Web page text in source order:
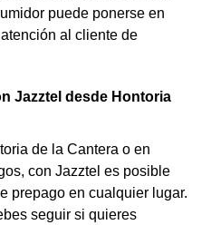
puede ponerse en
al cliente de
Jazztel desde Hontoria
de la Cantera o en
con Jazztel es posible
prepago en cualquier lugar.
seguir si quieres